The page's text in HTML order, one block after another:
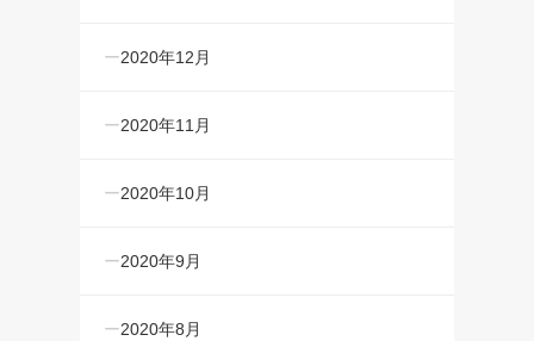
2020年12月
2020年11月
2020年10月
2020年9月
2020年8月